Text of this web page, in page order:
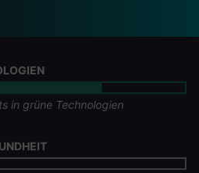
in grüne Technologien